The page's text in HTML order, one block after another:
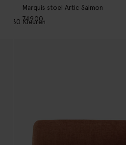
Marquis stoel Artic Salmon
749.00
30 Kleuren